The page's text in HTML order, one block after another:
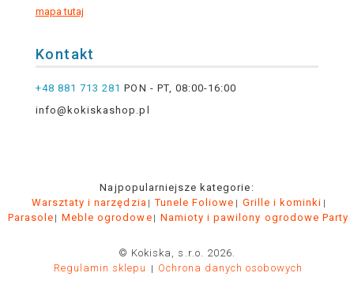
mapa tutaj
Kontakt
+48 881 713 281 PON - PT, 08:00-16:00
info@kokiskashop.pl
Najpopularniejsze kategorie:
Warsztaty i narzędzia
Tunele Foliowe
Grille i kominki
Parasole
Meble ogrodowe Namioty i pawilony ogrodowe Party
© Kokiska, s.r.o. 2026.
Regulamin sklepu
Ochrona danych osobowych